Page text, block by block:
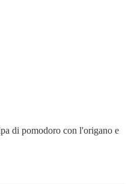
di pomodoro con l'origano e